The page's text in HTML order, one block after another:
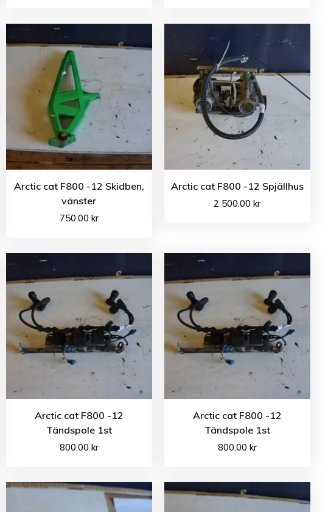
Arctic cat F800 -12 Skidben,
vänster
750.00 kr
Arctic cat F800 -12 Spjällhus
2 500.00kr
Arctic cat F800 -12
Tändspole 1st
800.00 kr
Arctic cat F800 -12
Tändspole 1st
800.00 kr